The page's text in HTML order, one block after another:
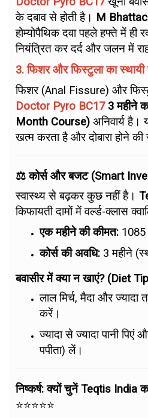
के दबाव से होती है। M
होम्योपैथिक दवा पहले हफ्ते में ही
नियंत्रित कर दर्द और जलन में
3. फिशर और फिस्टुला का स्थायी
फिशर (Anal Fissure) और
Doctor Pyro BC17 3 महीने
Month Course) अनिवार्य
खत्म करता है और दोबारा होने की
⚖️ कोर्स और बजट (Smart
स्वास्थ्य से बढ़कर कुछ नहीं है।
किफायती दामों में वर्ल्ड-क्लास
एक महीने की कीमत:
कोर्स की अवधि: 3 महीने
बवासीर में क्या न खाएं? (Diet
लाल मिर्च, मैदा और ज्यादा
करें।
ज्यादा से ज्यादा पानी
पपीता) लें।
निष्कर्ष: क्यों चुनें Teqtis India
⭐⭐⭐⭐⭐